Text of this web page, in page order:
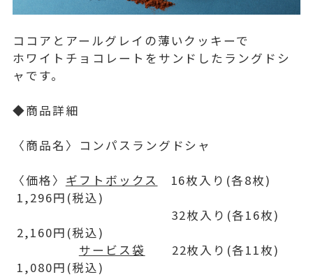
ココアとアールグレイの薄いクッキーで
ホワイトチョコレートをサンドしたラングドシ
ャです。
◆商品詳細
〈商品名〉コンパスラングドシャ
〈価格〉 ギフトボックス
16枚入り(各8枚)
1,296円(税込)
32枚入り(各16枚)
2,160円(税込)
サービス袋
22枚入り(各11枚)
1,080円(税込)